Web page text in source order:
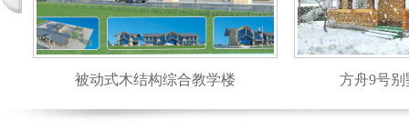
被动式木结构综合教学楼 方舟9号